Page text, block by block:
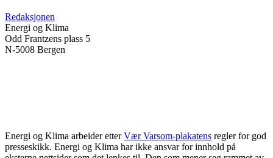
Redaksjonen
Energi og Klima
Odd Frantzens plass 5
N-5008 Bergen
Energi og Klima arbeider etter Vær Varsom-plakatens regler for god
presseskikk. Energi og Klima har ikke ansvar for innhold på